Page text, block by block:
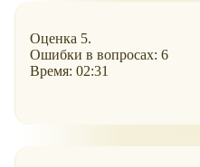
Оценка 5.
Ошибки в вопросах: 6
Время: 02:31